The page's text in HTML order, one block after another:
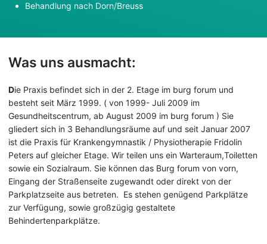
Behandlung nach Dorn/Breuss
Was uns ausmacht:
Die Praxis befindet sich in der 2. Etage im burg forum und
besteht seit März 1999. ( von 1999- Juli 2009 im
Gesundheitscentrum, ab August 2009 im burg forum ) Sie
gliedert sich in 3 Behandlungsräume auf und seit Januar 2007
ist die Praxis für Krankengymnastik / Physiotherapie Fridolin
Peters auf gleicher Etage. Wir teilen uns ein Warteraum,Toiletten
sowie ein Sozialraum. Sie können das Burg forum von vorn,
Eingang der Straßenseite zugewandt oder direkt von der
Parkplatzseite aus betreten. Es stehen genügend Parkplätze
zur Verfügung, sowie großzügig gestaltete
Behindertenparkplätze.